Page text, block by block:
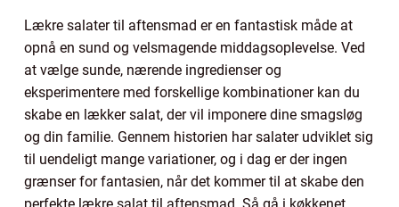
Lækre salater til aftensmad er en fantastisk måde at
opnå en sund og velsmagende middagsoplevelse. Ved
at vælge sunde, nærende ingredienser og
eksperimentere med forskellige kombinationer kan du
skabe en lækker salat, der vil imponere dine smagsløg
og din familie. Gennem historien har salater udviklet sig
til uendeligt mange variationer, og i dag er der ingen
grænser for fantasien, når det kommer til at skabe den